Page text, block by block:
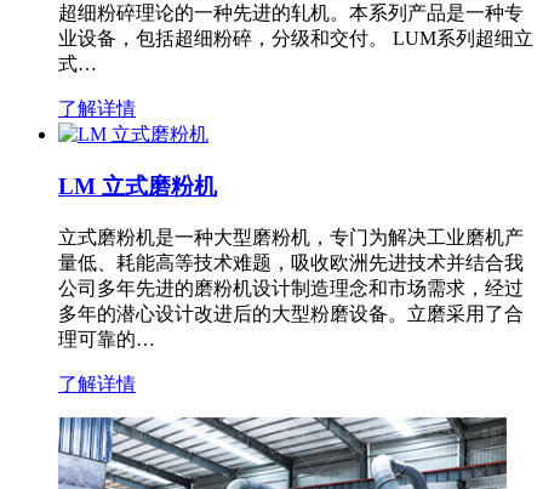
超细粉碎理论的一种先进的轧机。本系列产品是一种专
业设备，包括超细粉碎，分级和交付。 LUM系列超细立
式…
了解详情
LM 立式磨粉机
立式磨粉机是一种大型磨粉机，专门为解决工业磨机产
量低、耗能高等技术难题，吸收欧洲先进技术并结合我
公司多年先进的磨粉机设计制造理念和市场需求，经过
多年的潜心设计改进后的大型粉磨设备。立磨采用了合
理可靠的…
了解详情